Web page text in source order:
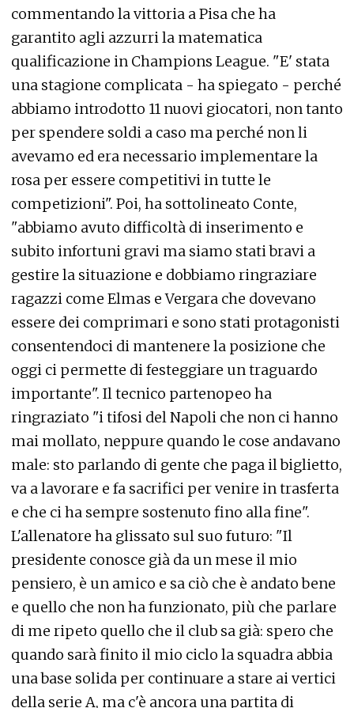
commentando la vittoria a Pisa che ha
garantito agli azzurri la matematica
qualificazione in Champions League. "E' stata
una stagione complicata - ha spiegato - perché
abbiamo introdotto 11 nuovi giocatori, non tanto
per spendere soldi a caso ma perché non li
avevamo ed era necessario implementare la
rosa per essere competitivi in tutte le
competizioni". Poi, ha sottolineato Conte,
"abbiamo avuto difficoltà di inserimento e
subito infortuni gravi ma siamo stati bravi a
gestire la situazione e dobbiamo ringraziare
ragazzi come Elmas e Vergara che dovevano
essere dei comprimari e sono stati protagonisti
consentendoci di mantenere la posizione che
oggi ci permette di festeggiare un traguardo
importante". Il tecnico partenopeo ha
ringraziato "i tifosi del Napoli che non ci hanno
mai mollato, neppure quando le cose andavano
male: sto parlando di gente che paga il biglietto,
va a lavorare e fa sacrifici per venire in trasferta
e che ci ha sempre sostenuto fino alla fine".
L'allenatore ha glissato sul suo futuro: "Il
presidente conosce già da un mese il mio
pensiero, è un amico e sa ciò che è andato bene
e quello che non ha funzionato, più che parlare
di me ripeto quello che il club sa già: spero che
quando sarà finito il mio ciclo la squadra abbia
una base solida per continuare a stare ai vertici
della serie A, ma c'è ancora una partita di